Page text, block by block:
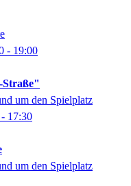
- 19:00
Straße"
um den Spielplatz
- 17:30
um den Spielplatz